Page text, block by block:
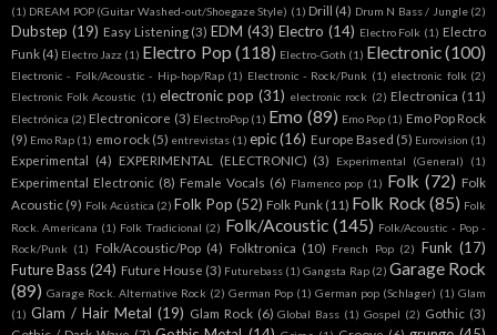
(1) DREAM POP (Guitar Washed-out/Shoegaze Style) (1) Drill (4) Drum N Bass / Jungle (2)
Dubstep (19) Easy Listening (3) EDM (43) Electro (14) Electro Folk (1) Electro
Funk (4) Electro Jazz (1) Electro Pop (118) Electro-Goth (1) Electronic(100)
Electronic - Folk/Acoustic - Hip-hop/Rap (1) Electronic - Rock/Punk (1) electronic folk (2)
Electronic Folk Acoustic (1) electronic pop (31) electronic rock (2) Electronica (11)
Electrónica (2) Electronicore (3) ElectroPop (1) Emo (89) Emo Pop (1) Emo Pop Rock
(9) Emo Rap (1) emo rock (5) entrevistas (1) epic (16) Europe Based (5) Eurovision (1)
Experimental (4) EXPERIMENTAL (ELECTRONIC) (3) Experimental (General) (1)
Experimental Electronic (8) Female Vocals (6) Flamenco pop (1) Folk (72) Folk
Acoustic (9) Folk Acústica (2) Folk Pop (52) Folk Punk (11) Folk Rock (85) Folk
Rock. Americana (1) Folk Tradicional (2) Folk/Acoustic (145) Folk/Acoustic - Pop -
Rock/Punk (1) Folk/Acoustic/Pop (4) Folktronica (10) French Pop (2) Funk (17)
Future Bass (24) Future House (3) Futurebass (1) Gangsta Rap (2) Garage Rock
(89) Garage Rock. Alternative Rock (2) German Pop (1) German pop (Schlager) (1) Glam
(1) Glam / Hair Metal (19) Glam Rock (6) Global Bass (1) Gospel (2) Gothic (3)